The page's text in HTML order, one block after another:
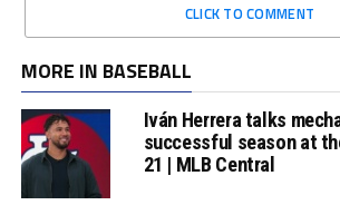
CLICK TO COMMENT
MORE IN BASEBALL
Iván Herrera talks
successful season at
21 | MLB Central